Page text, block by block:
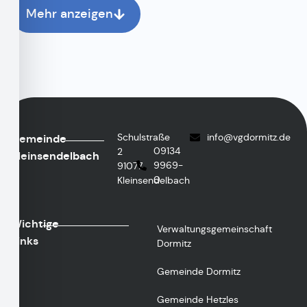
Mehr anzeigen
Gemeinde
Kleinsendelbach
Schulstraße
2
91077
Kleinsendelbach
09134
9969-
0
ed.ztimrodgv
@ofni
Wichtige
Links
Verwaltungsgemeinschaft
Dormitz
Gemeinde Dormitz
Gemeinde Hetzles